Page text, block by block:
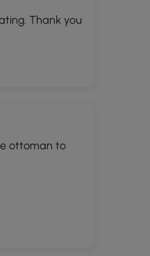
Thank you
ottoman to